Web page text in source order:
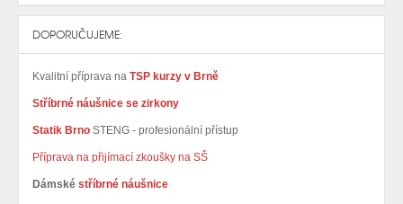
DOPORUČUJEME:
Kvalitní příprava na TSP kurzy v Brně
Stříbrné náušnice se zirkony
Statik Brno STENG - profesionální přístup
Příprava na přijímací zkoušky na SŠ
Dámské stříbrné náušnice